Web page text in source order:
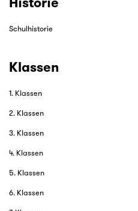
Schulhistorie
Klassen
1. Klassen
2. Klassen
3. Klassen
4. Klassen
5. Klassen
6. Klassen